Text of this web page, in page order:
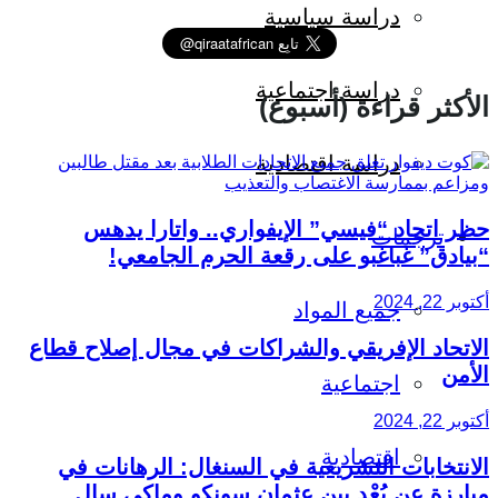
دراسة سياسية
دراسة اجتماعية
دراسة اقتصادية
ترجمات
جميع المواد
اجتماعية
اقتصادية
الأكثر قراءة (أسبوع)
حظر اتحاد “فيسي” الإيفواري.. واتارا يدهس
“بيادق” غباغبو على رقعة الحرم الجامعي!
أكتوبر 22, 2024
الاتحاد الإفريقي والشراكات في مجال إصلاح قطاع
الأمن
أكتوبر 22, 2024
الانتخابات التشريعية في السنغال: الرهانات في